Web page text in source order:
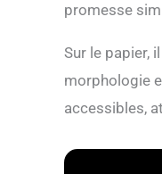
promesse
Sur le papier,
morphologie
accessibles,